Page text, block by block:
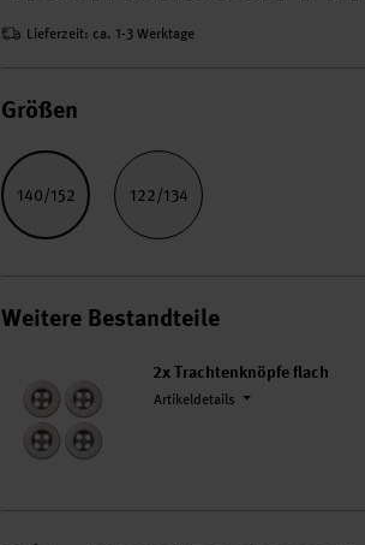
Lieferzeit: ca. 1-3 Werktage
Größen
140/152 122/134
Weitere Bestandteile
2xTrachtenknöpfe flach
Artikeldetails